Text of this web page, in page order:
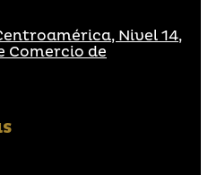
Nivel 14,
Comercio de